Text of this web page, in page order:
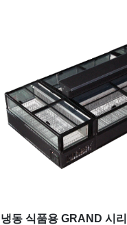
냉동 식품용 GRAND 시